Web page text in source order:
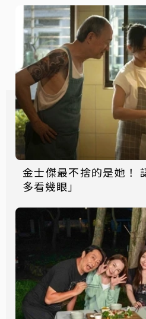
金士傑最不捨的是她！
多看幾眼」